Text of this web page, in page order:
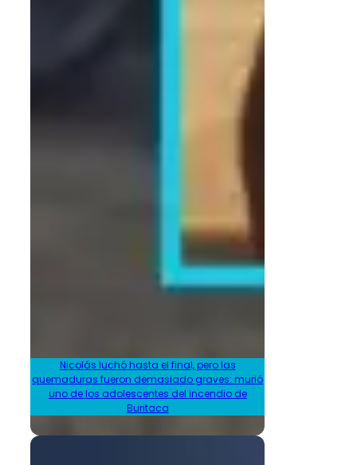
Nicolás luchó hasta el final, pero las
quemaduras fueron demasiado graves: murió
uno de los adolescentes del incendio de
Buritaca